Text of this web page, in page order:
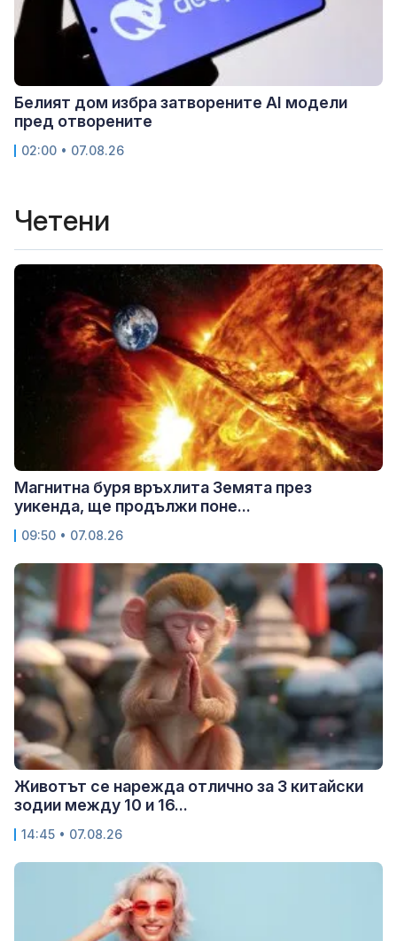
Белият дом избра затворените AI модели
пред отворените
02:00 • 07.08.26
Четени
Магнитна буря връхлита Земята през
уикенда, ще продължи поне...
09:50 • 07.08.26
Животът се нарежда отлично за 3 китайски
зодии между 10 и 16...
14:45 • 07.08.26